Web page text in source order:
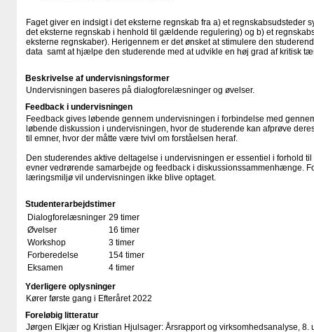
Faget giver en indsigt i det eksterne regnskab fra a) et regnskabsudsteder
det eksterne regnskab i henhold til gældende regulering) og b) et
eksterne regnskaber). Herigennem er det ønsket at stimulere den
data samt at hjælpe den studerende med at udvikle en høj grad af kritisk
Beskrivelse af undervisningsformer
Undervisningen baseres på dialogforelæsninger og øvelser.
Feedback i undervisningen
Feedback gives løbende gennem undervisningen i forbindelse med
løbende diskussion i undervisningen, hvor de studerende kan afprøve
til emner, hvor der måtte være tvivl om forståelsen heraf.
Den studerendes aktive deltagelse i undervisningen er essentiel i forhold
evner vedrørende samarbejde og feedback i diskussionssammenhænge.
læringsmiljø vil undervisningen ikke blive optaget.
Studenterarbejdstimer
Dialogforelæsninger 29 timer
Øvelser
16 timer
Workshop
3 timer
Forberedelse
154 timer
Eksamen
4 timer
Yderligere oplysninger
Kører første gang i Efteråret 2022
Foreløbig litteratur
Jørgen Elkjær og Kristian Hjulsager: Årsrapport og virksomhedsanalyse, 8.